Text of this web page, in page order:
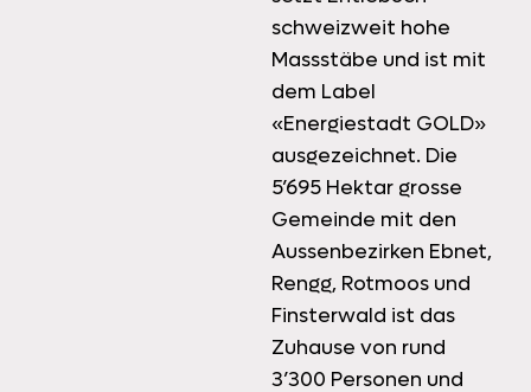
schweizweit hohe
Massstäbe und ist mit
dem Label
«Energiestadt GOLD»
ausgezeichnet. Die
5’695 Hektar grosse
Gemeinde mit den
Aussenbezirken Ebnet,
Rengg, Rotmoos und
Finsterwald ist das
Zuhause von rund
3’300 Personen und